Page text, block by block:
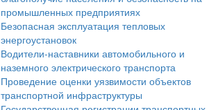
промышленных предприятиях
Безопасная эксплуатация тепловых
энергоустановок
Водители-наставники автомобильного и
наземного электрического транспорта
Проведение оценки уязвимости объектов
транспортной инфраструктуры